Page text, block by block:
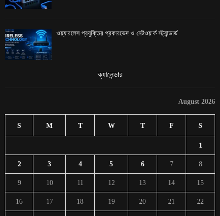
ওয়্যারলেস প্রযুক্তির প্রকারভেদ ও নেটওয়ার্ক স্ট্যান্ডার্ড
ক্যালেন্ডার
August 2026
S M T W T F S
1
2 3 4 5 6 7 8
9 10 11 12 13 14 15
16 17 18 19 20 21 22